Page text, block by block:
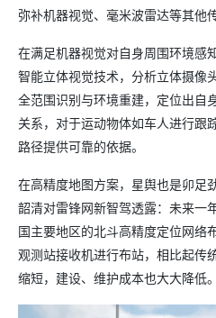
弥补机器视觉、毫米波雷达等其他
在满足机器视觉对自身周围环境感
智能立体视觉技术，分析立体摄像
全范围识别与环境重建，定位出自
关系，对于运动物体如车人进行跟
路径提供可靠的依据。
在高精度地图方案，星舆也是卯足
韶清对雷锋网新智驾透露：未来一
国主要地区的北斗高精度定位网络
观测站接收机进行布站，相比起传
缩短，建设、维护成本也大大降低。